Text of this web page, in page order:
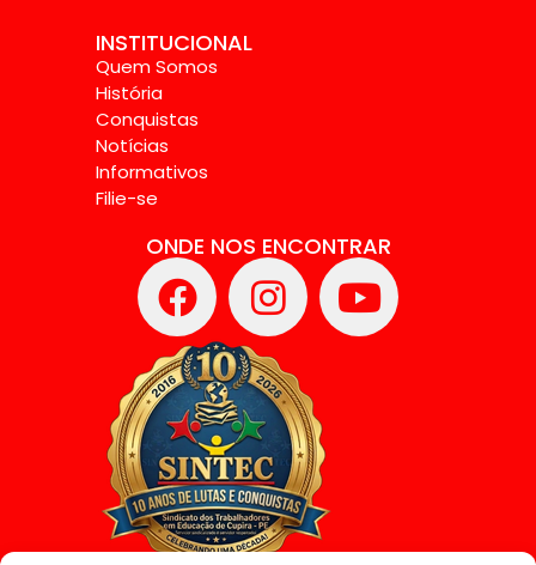
INSTITUCIONAL
Quem Somos
História
Conquistas
Notícias
Informativos
Filie-se
ONDE NOS ENCONTRAR